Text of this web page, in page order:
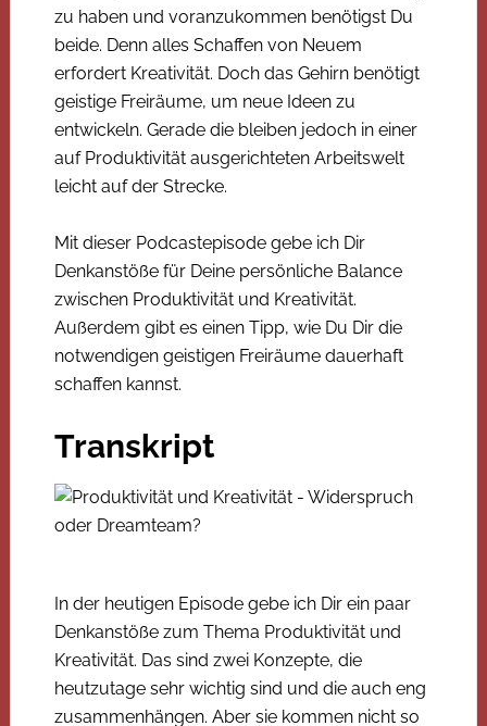
zu haben und voranzukommen benötigst Du
beide. Denn alles Schaffen von Neuem
erfordert Kreativität. Doch das Gehirn benötigt
geistige Freiräume, um neue Ideen zu
entwickeln. Gerade die bleiben jedoch in einer
auf Produktivität ausgerichteten Arbeitswelt
leicht auf der Strecke.
Mit dieser Podcastepisode gebe ich Dir
Denkanstöße für Deine persönliche Balance
zwischen Produktivität und Kreativität.
Außerdem gibt es einen Tipp, wie Du Dir die
notwendigen geistigen Freiräume dauerhaft
schaffen kannst.
Transkript
In der heutigen Episode gebe ich Dir ein paar
Denkanstöße zum Thema Produktivität und
Kreativität. Das sind zwei Konzepte, die
heutzutage sehr wichtig sind und die auch eng
zusammenhängen. Aber sie kommen nicht so